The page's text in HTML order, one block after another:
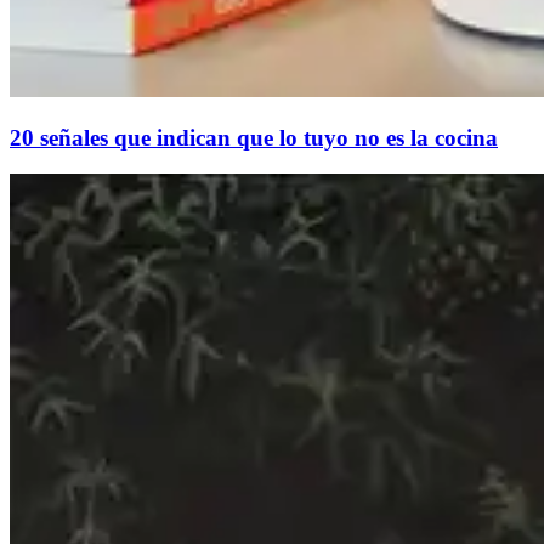
20 señales que indican que lo tuyo no es la cocina